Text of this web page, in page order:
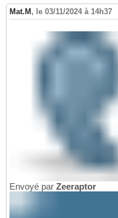
Mat.M , le 03/11/2024 à 14h37
Envoyé par Zeeraptor